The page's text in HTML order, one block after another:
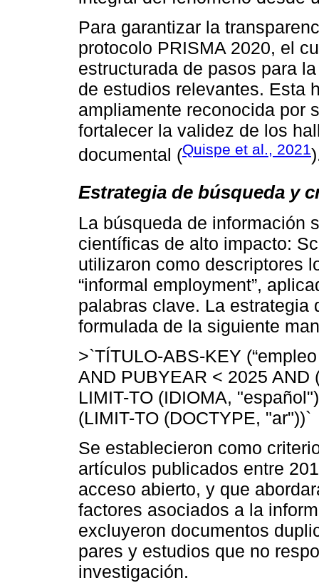
Para garantizar la
protocolo PRISMA 2020, el
estructurada de pasos para
de estudios relevantes. Esta
ampliamente reconocida por
fortalecer la validez de los
documental (Quispe et al., 2021
Estrategia de búsqueda y
La búsqueda de información
científicas de alto impacto:
utilizaron como descriptores
“informal employment”,
palabras clave. La estrategia
formulada de la siguiente
>`TÍTULO-ABS-KEY
AND PUBYEAR < 2025 AND
LIMIT-TO (IDIOMA,
(LIMIT-TO (DOCTYPE, "ar"))`
Se establecieron como
artículos publicados entre
acceso abierto, y que
factores asociados a la
excluyeron documentos
pares y estudios que no
investigación.